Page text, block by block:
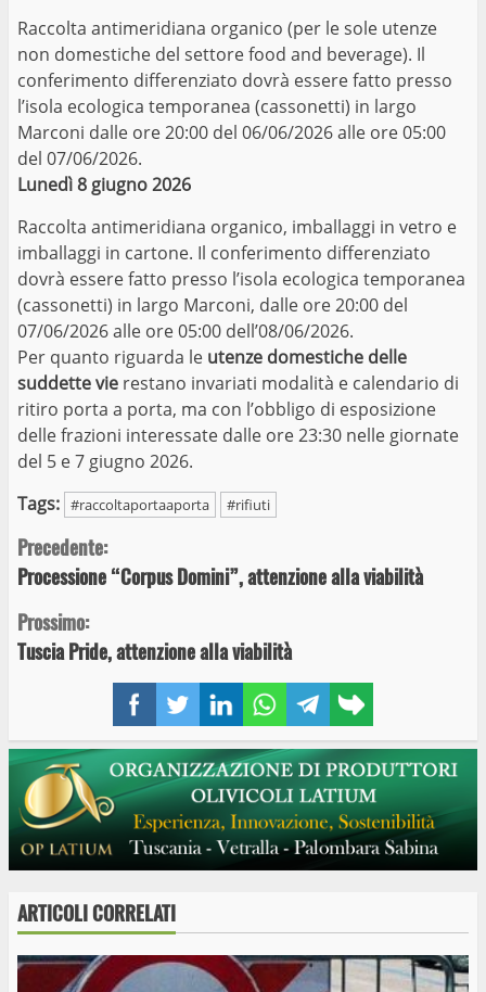
FacebookTwitterLinkedInWhatsAppTelegram
link
Raccolta antimeridiana organico (per le sole utenze
non domestiche del settore food and beverage). Il
conferimento differenziato dovrà essere fatto presso
l’isola ecologica temporanea (cassonetti) in largo
Marconi dalle ore 20:00 del 06/06/2026 alle ore 05:00
del 07/06/2026.
Lunedì 8 giugno 2026
Raccolta antimeridiana organico, imballaggi in vetro e
imballaggi in cartone. Il conferimento differenziato
dovrà essere fatto presso l’isola ecologica temporanea
(cassonetti) in largo Marconi, dalle ore 20:00 del
07/06/2026 alle ore 05:00 dell’08/06/2026.
Per quanto riguarda le utenze domestiche delle
suddette vie restano invariati modalità e calendario di
ritiro porta a porta, ma con l’obbligo di esposizione
delle frazioni interessate dalle ore 23:30 nelle giornate
del 5 e 7 giugno 2026.
Tags: #raccoltaportaaporta #rifiuti
Continue
Reading
Precedente:
Processione “Corpus Domini”, attenzione alla viabilità
Prossimo:
Tuscia Pride, attenzione alla viabilità
ARTICOLI CORRELATI